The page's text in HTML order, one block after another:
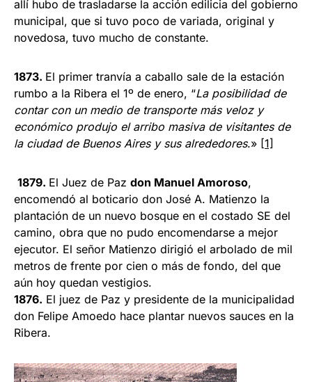
allí hubo de trasladarse la acción edilicia del gobierno
municipal, que si tuvo poco de variada, original y
novedosa, tuvo mucho de constante.
1873. El primer tranvía a caballo sale de la estación
rumbo a la Ribera el 1º de enero, “La posibilidad de
contar con un medio de transporte más veloz y
económico produjo el arribo masiva de visitantes de
la ciudad de Buenos Aires y sus alrededores.» [1]
1879. El Juez de Paz don Manuel Amoroso,
encomendó al boticario don José A. Matienzo la
plantación de un nuevo bosque en el costado SE del
camino, obra que no pudo encomendarse a mejor
ejecutor. El señor Matienzo dirigió el arbolado de mil
metros de frente por cien o más de fondo, del que
aún hoy quedan vestigios.
1876. El juez de Paz y presidente de la municipalidad
don Felipe Amoedo hace plantar nuevos sauces en la
Ribera.